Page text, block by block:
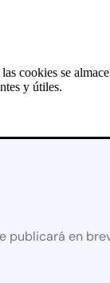
publicará en
cookies se
y útiles.